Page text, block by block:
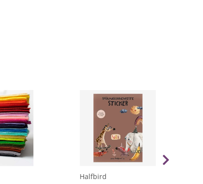
Halfbird